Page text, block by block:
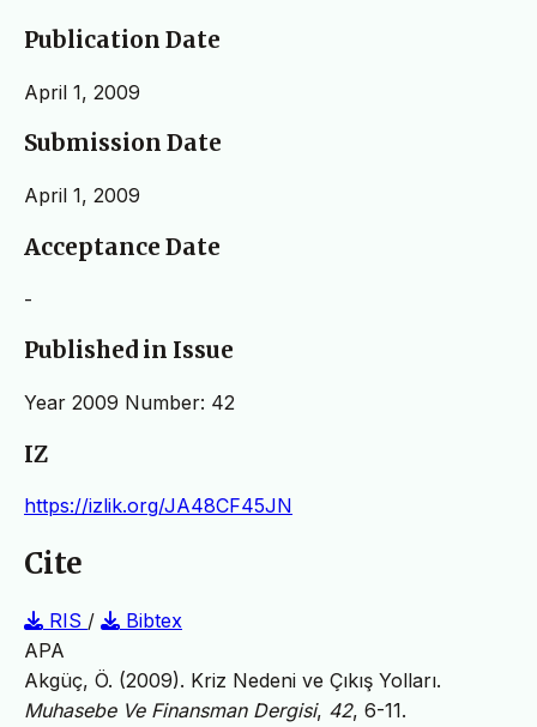
Publication Date
April 1, 2009
Submission Date
April 1, 2009
Acceptance Date
-
Published in Issue
Year 2009 Number: 42
IZ
https://izlik.org/JA48CF45JN
Cite
RIS /
Bibtex
APA
Akgüç, Ö. (2009). Kriz Nedeni ve Çıkış Yolları.
Muhasebe Ve Finansman Dergisi, 42, 6-11.